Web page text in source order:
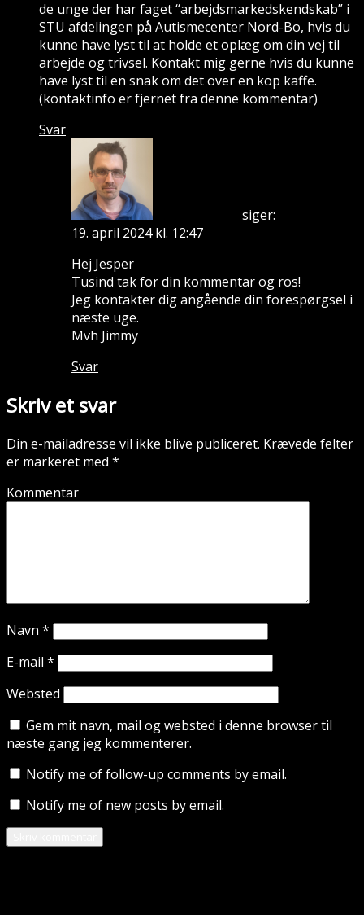
de unge der har faget “arbejdsmarkedskendskab” i
STU afdelingen på Autismecenter Nord-Bo, hvis du
kunne have lyst til at holde et oplæg om din vej til
arbejde og trivsel. Kontakt mig gerne hvis du kunne
have lyst til en snak om det over en kop kaffe.
(kontaktinfo er fjernet fra denne kommentar)
Svar
siger:
19. april 2024 kl. 12:47
Hej Jesper
Tusind tak for din kommentar og ros!
Jeg kontakter dig angående din forespørgsel i
næste uge.
Mvh Jimmy
Svar
Skriv et svar
Din e-mailadresse vil ikke blive publiceret. Krævede felter
er markeret med *
Kommentar
Navn *
E-mail *
Websted
Gem mit navn, mail og websted i denne browser til
næste gang jeg kommenterer.
Notify me of follow-up comments by email.
Notify me of new posts by email.